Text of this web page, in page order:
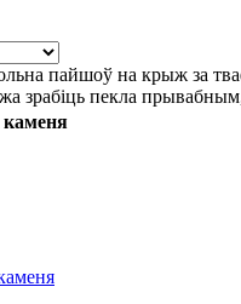
пайшоў на крыж за
зрабіць пекла
каменя